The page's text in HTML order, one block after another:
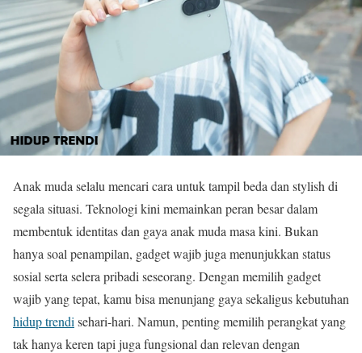
Anak muda selalu mencari cara untuk tampil beda dan stylish di
segala situasi. Teknologi kini memainkan peran besar dalam
membentuk identitas dan gaya anak muda masa kini. Bukan
hanya soal penampilan, gadget wajib juga menunjukkan status
sosial serta selera pribadi seseorang. Dengan memilih gadget
wajib yang tepat, kamu bisa menunjang gaya sekaligus kebutuhan
hidup trendi sehari-hari. Namun, penting memilih perangkat yang
tak hanya keren tapi juga fungsional dan relevan dengan